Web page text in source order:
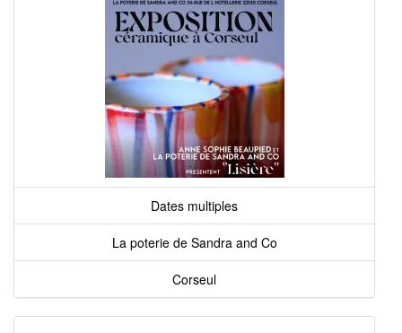
Dates multiples
La poterie de Sandra and Co
Corseul